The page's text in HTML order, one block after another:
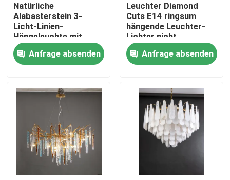
Zu Hause
Produkte
Über uns
Werksbesichtigung
Natürliche
Alabasterstein 3-
Licht-Linien-
Hängeleuchte mit
Antike Messing Finish
für Esstisch
Anfrage absenden
Leuchter Diamond
Cuts E14 ringsum
hängende Leuchter-
Lichter nicht
rostendes 100lm/W
Anfrage absenden